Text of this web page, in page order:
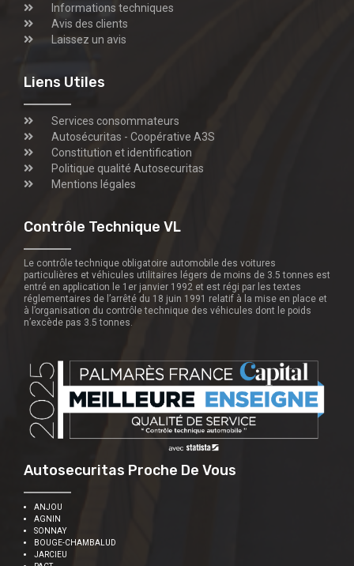
Informations techniques
Avis des clients
Laissez un avis
Liens Utiles
Services consommateurs
Autosécuritas - Coopérative A3S
Constitution et identification
Politique qualité Autosecuritas
Mentions légales
Contrôle Technique VL
Le contrôle technique obligatoire automobile des voitures
particulières et véhicules utilitaires légers de moins de 3.5 tonnes est
entré en application le 1er janvier 1992 et est régi par les textes
réglementaires de l’arrêté du 18 juin 1991 relatif à la mise en place et
à l’organisation du contrôle technique des véhicules dont le poids
n’excède pas 3.5 tonnes.
Autosecuritas Proche De Vous
ANJOU
AGNIN
SONNAY
BOUGE-CHAMBALUD
JARCIEU